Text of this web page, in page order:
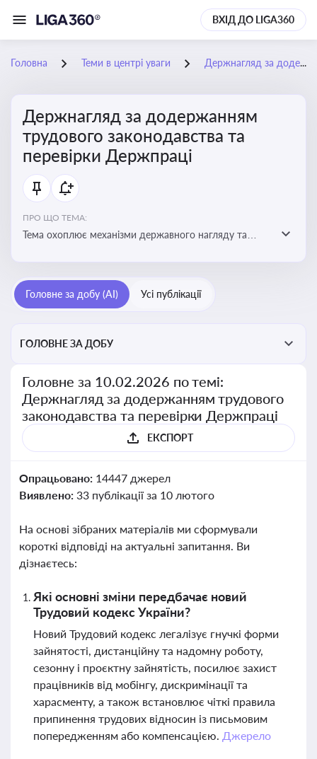
ВХІД ДО LIGA360
Головна Теми в центрі уваги Держнагляд за додержанням трудового законодавства та перевірки Держпраці
Держнагляд за додержанням
трудового законодавства та
перевірки Держпраці
ПРО ЩО ТЕМА:
Тема охоплює механізми державного нагляду та
Головне за добу (AI) Усі публікації
ГОЛОВНЕ ЗА ДОБУ
Головне за 10.02.2026 по темі:
Держнагляд за додержанням трудового
законодавства та перевірки Держпраці
ЕКСПОРТ
Опрацьовано: 14447 джерел
Виявлено: 33 публікації за 10 лютого
На основі зібраних матеріалів ми сформували
короткі відповіді на актуальні запитання. Ви
дізнаєтесь:
Які основні зміни передбачає новий
Трудовий кодекс України?
Новий Трудовий кодекс легалізує гнучкі форми
зайнятості, дистанційну та надомну роботу,
сезонну і проєктну зайнятість, посилює захист
працівників від мобінгу, дискримінації та
харасменту, а також встановлює чіткі правила
припинення трудових відносин із письмовим
попередженням або компенсацією. Джерело